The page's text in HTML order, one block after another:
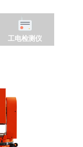
工电检测仪